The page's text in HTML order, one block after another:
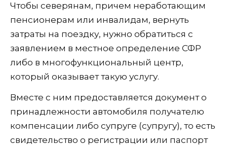
Чтобы северянам, причем неработающим
пенсионерам или инвалидам, вернуть
затраты на поездку, нужно обратиться с
заявлением в местное определение СФР
либо в многофункциональный центр,
который оказывает такую услугу.
Вместе с ним предоставляется документ о
принадлежности автомобиля получателю
компенсации либо супруге (супругу), то есть
свидетельство о регистрации или паспорт